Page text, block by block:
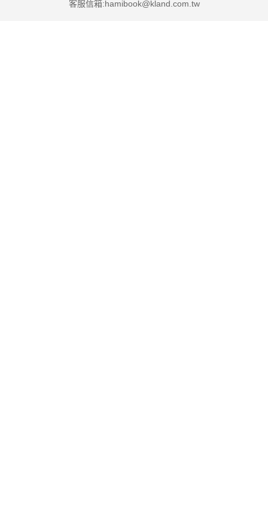
客服信箱:hamibook@kland.com.tw